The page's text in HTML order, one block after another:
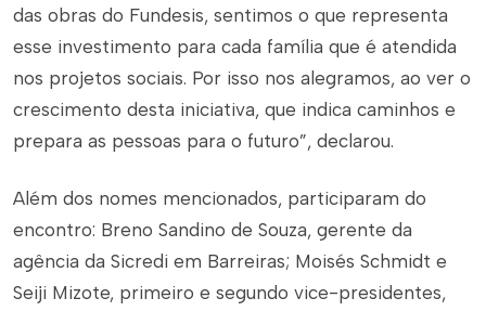
das obras do Fundesis, sentimos o que representa
esse investimento para cada família que é atendida
nos projetos sociais. Por isso nos alegramos, ao ver o
crescimento desta iniciativa, que indica caminhos e
prepara as pessoas para o futuro”, declarou.
Além dos nomes mencionados, participaram do
encontro: Breno Sandino de Souza, gerente da
agência da Sicredi em Barreiras; Moisés Schmidt e
Seiji Mizote, primeiro e segundo vice-presidentes,